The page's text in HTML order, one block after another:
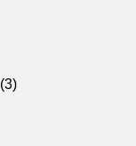
(3)